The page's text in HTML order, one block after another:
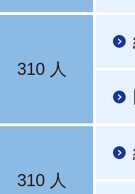
310 人
310 人